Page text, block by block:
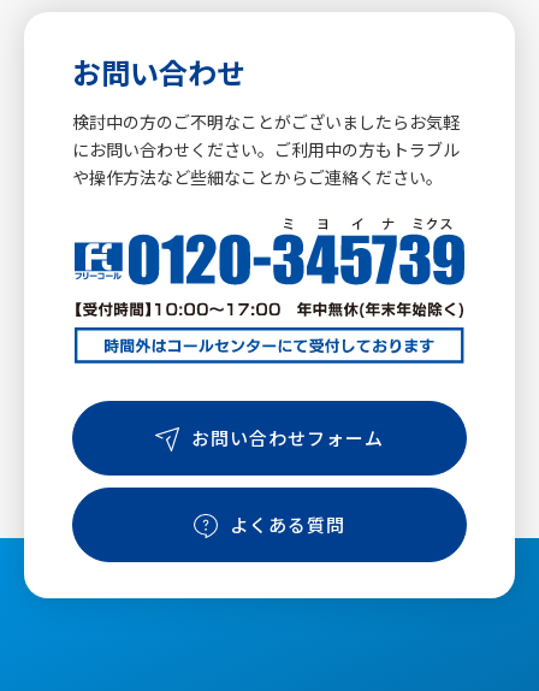
お問い合わせ
検討中の方のご不明なことがございましたらお気軽
にお問い合わせください。ご利用中の方もトラブル
や操作方法など些細なことからご連絡ください。
お問い合わせフォーム
よくある質問